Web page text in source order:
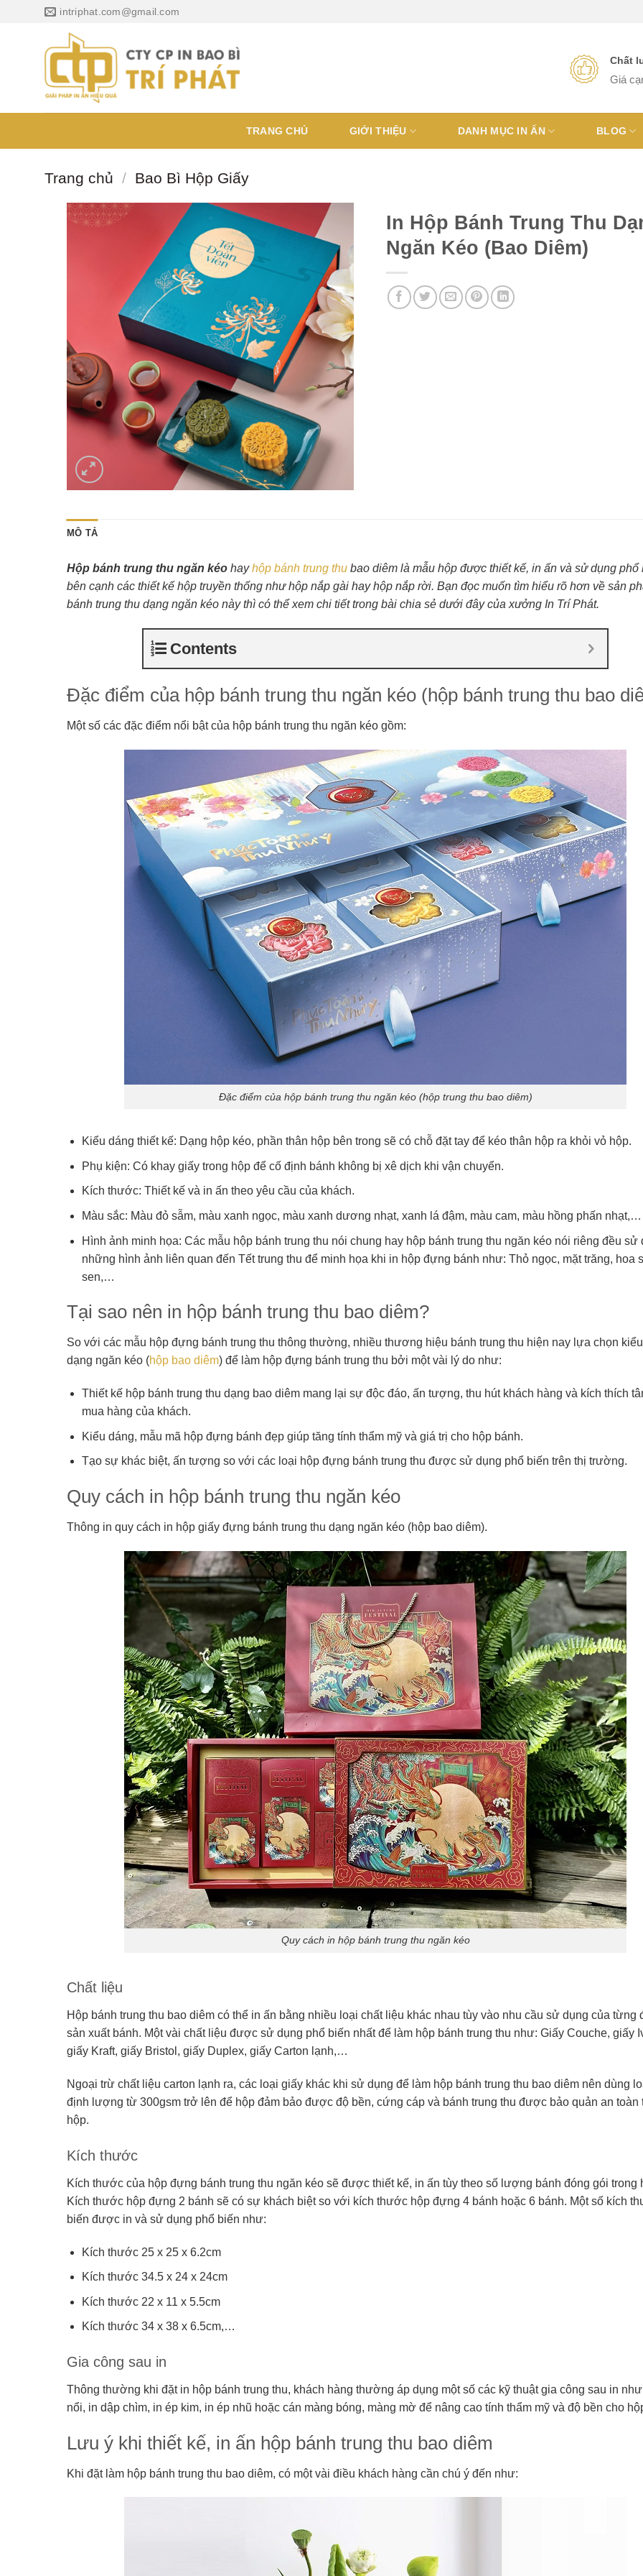
intriphat.com@gmail.com
Chất
Giá
TRANG CHỦ GIỚI THIỆU DANH MỤC IN ẤN BLOG
Trang chủ / Bao Bì Hộp Giấy
In Hộp Bánh Trung Thu
Ngăn Kéo (Bao Diêm)
MÔ TẢ
Hộp bánh trung thu ngăn kéohayhộp bánh trung thubao diêm là mẫu hộp được thiết kế, in ấn và sử dụng phổ
bên cạnh các thiết kế hộp truyền thống như hộp nắp gài hay hộp nắp rời. Bạn đọc muốn tìm hiểu rõ hơn về sản
bánh trung thu dạng ngăn kéo này thì có thể xem chi tiết trong bài chia sẻ dưới đây của xưởng In Trí Phát.
Contents
Đặc điểm của hộp bánh trung thu ngăn kéo (hộp bánh trung thu bao
Một số các đặc điểm nổi bật của hộp bánh trung thu ngăn kéo gồm:
Đặc điểm của hộp bánh trung thu ngăn kéo (hộp trung thu bao diêm)
Kiểu dáng thiết kế: Dạng hộp kéo, phần thân hộp bên trong sẽ có chỗ đặt tay để kéo thân hộp ra khỏi vỏ hộp.
Phụ kiện: Có khay giấy trong hộp để cố định bánh không bị xê dịch khi vận chuyển.
Kích thước: Thiết kế và in ấn theo yêu cầu của khách.
Màu sắc: Màu đỏ sẫm, màu xanh ngọc, màu xanh dương nhạt, xanh lá đậm, màu cam, màu hồng phấn nhạt,…
Hình ảnh minh họa: Các mẫu hộp bánh trung thu nói chung hay hộp bánh trung thu ngăn kéo nói riêng đều sử
những hình ảnh liên quan đến Tết trung thu để minh họa khi in hộp đựng bánh như: Thỏ ngọc, mặt trăng, hoa
sen,…
Tại sao nên in hộp bánh trung thu bao diêm?
So với các mẫu hộp đựng bánh trung thu thông thường, nhiều thương hiệu bánh trung thu hiện nay lựa chọn
dạng ngăn kéo (hộp bao diêm) để làm hộp đựng bánh trung thu bởi một vài lý do như:
Thiết kế hộp bánh trung thu dạng bao diêm mang lại sự độc đáo, ấn tượng, thu hút khách hàng và kích thích
mua hàng của khách.
Kiểu dáng, mẫu mã hộp đựng bánh đẹp giúp tăng tính thẩm mỹ và giá trị cho hộp bánh.
Tạo sự khác biệt, ấn tượng so với các loại hộp đựng bánh trung thu được sử dụng phổ biến trên thị trường.
Quy cách in hộp bánh trung thu ngăn kéo
Thông in quy cách in hộp giấy đựng bánh trung thu dạng ngăn kéo (hộp bao diêm).
Quy cách in hộp bánh trung thu ngăn kéo
Chất liệu
Hộp bánh trung thu bao diêm có thể in ấn bằng nhiều loại chất liệu khác nhau tùy vào nhu cầu sử dụng của từng
sản xuất bánh. Một vài chất liệu được sử dụng phổ biến nhất để làm hộp bánh trung thu như: Giấy Couche, giấy
giấy Kraft, giấy Bristol, giấy Duplex, giấy Carton lạnh,…
Ngoại trừ chất liệu carton lạnh ra, các loại giấy khác khi sử dụng để làm hộp bánh trung thu bao diêm nên dùng
định lượng từ 300gsm trở lên để hộp đảm bảo được độ bền, cứng cáp và bánh trung thu được bảo quản an toàn
hộp.
Kích thước
Kích thước của hộp đựng bánh trung thu ngăn kéo sẽ được thiết kế, in ấn tùy theo số lượng bánh đóng gói trong
Kích thước hộp đựng 2 bánh sẽ có sự khách biệt so với kích thước hộp đựng 4 bánh hoặc 6 bánh. Một số kích
biến được in và sử dụng phổ biến như:
Kích thước 25 x 25 x 6.2cm
Kích thước 34.5 x 24 x 24cm
Kích thước 22 x 11 x 5.5cm
Kích thước 34 x 38 x 6.5cm,…
Gia công sau in
Thông thường khi đặt in hộp bánh trung thu, khách hàng thường áp dụng một số các kỹ thuật gia công sau in
nổi, in dập chìm, in ép kim, in ép nhũ hoặc cán màng bóng, màng mờ để nâng cao tính thẩm mỹ và độ bền cho
Lưu ý khi thiết kế, in ấn hộp bánh trung thu bao diêm
Khi đặt làm hộp bánh trung thu bao diêm, có một vài điều khách hàng cần chú ý đến như: